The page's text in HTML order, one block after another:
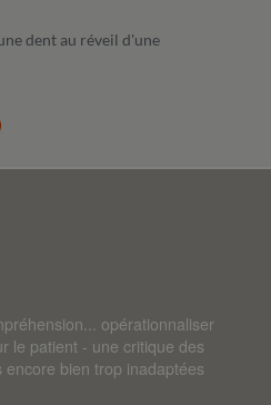
dent au réveil d'une
opérationnaliser
le patient - une critique des
encore bien trop inadaptées